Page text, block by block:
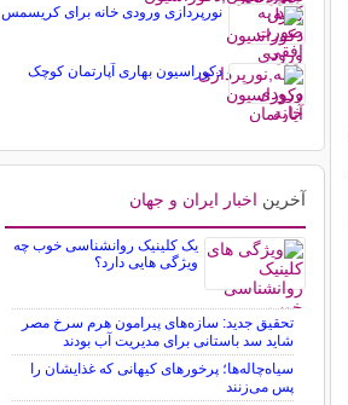
نورپردازی ورودی خانه برای کریسمس
دکوراسیون بهاری آپارتمان کوچک
آخرین اخبار ایران و جهان
یک کلینیک روانشناسی خوب چه
ویژگی هایی دارد؟
تحقیق جدید: سازه‌های پیرامون هرم سرخ مصر
شاید سد باستانی برای مدیریت آب بودند
سیاه‌چاله‌ها؛ پرخورهای کیهانی که غذایشان را
پس می‌زنند